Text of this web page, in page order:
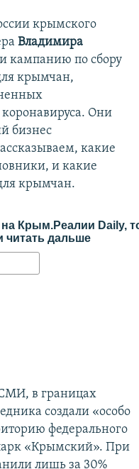
крымского
Владимира
кампанию по сбору
крымчан,
коронавируса. Они
бизнес
какие
и какие
крымчан.
Крым.Реалии Daily,
читать дальше
в границах
создали «особо
федерального
«Крымский». При
лишь за 30%